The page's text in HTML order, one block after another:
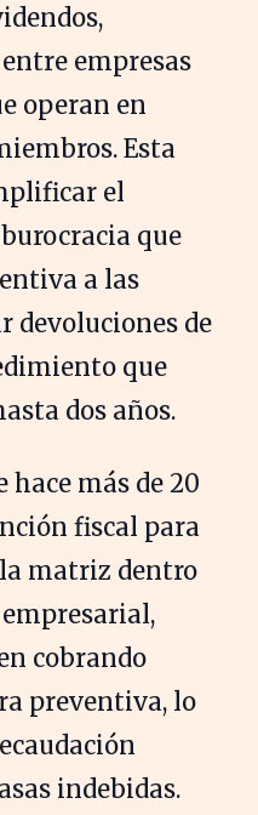
empresas
operan en
Esta
el
que
a las
devoluciones de
que
dos años.
hace más de 20
fiscal para
matriz dentro
cobrando
preventiva, lo
indebidas.